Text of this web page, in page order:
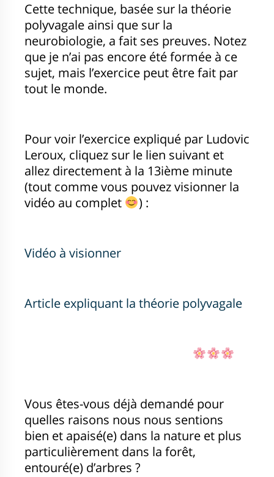
Cette technique, basée sur la théorie
polyvagale ainsi que sur la
neurobiologie, a fait ses preuves. Notez
que je n’ai pas encore été formée à ce
sujet, mais l’exercice peut être fait par
tout le monde.
Pour voir l’exercice expliqué par Ludovic
Leroux, cliquez sur le lien suivant et
allez directement à la 13ième minute
(tout comme vous pouvez visionner la
vidéo au complet
) :
Vidéo à visionner
Article expliquant la théorie polyvagale
Vous êtes-vous déjà demandé pour
quelles raisons nous nous sentions
bien et apaisé(e) dans la nature et plus
particulièrement dans la forêt,
entouré(e) d’arbres ?